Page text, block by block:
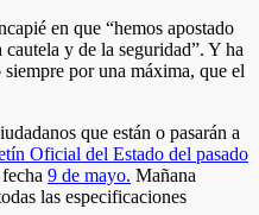
en que “hemos apostado
y de la seguridad”. Y ha
por una máxima, que el
que están o pasarán a
Oficial del Estado del pasado
9 de mayo. Mañana
las especificaciones